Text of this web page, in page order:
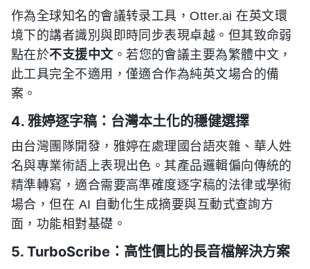
作為全球知名的會議转录工具，Otter.ai 在英文環
境下的講者識別與即時同步表現卓越。但其致命弱
點在於不支援中文。若您的會議主要為繁體中文，
此工具完全不適用，僅適合作為純英文場合的備
案。
4. 雅婷逐字稿：台灣本土化的穩健選擇
由台灣團隊開發，雅婷在處理國台語夾雜、華人姓
名與專業術語上表現出色。其產品邏輯偏向傳統的
精準轉寫，適合需要高準確度逐字稿的法律或學術
場合，但在 AI 自動化生成摘要與互動式查詢方
面，功能相對基礎。
5. TurboScribe：高性價比的長音檔解決方案